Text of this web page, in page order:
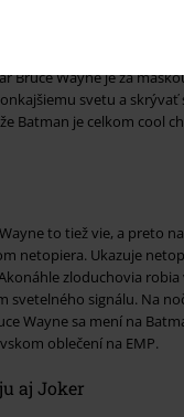
Kane a spisovateľ Bill
sa v noci vydáva na
Bruce Wayne je za
svetu a
Batman je celkom cool
to tiež vie, a preto
netopiera. Ukazuje
zloduchovia
signálu. Na
Wayne sa mení na
oblečení na EMP.
aj Joker